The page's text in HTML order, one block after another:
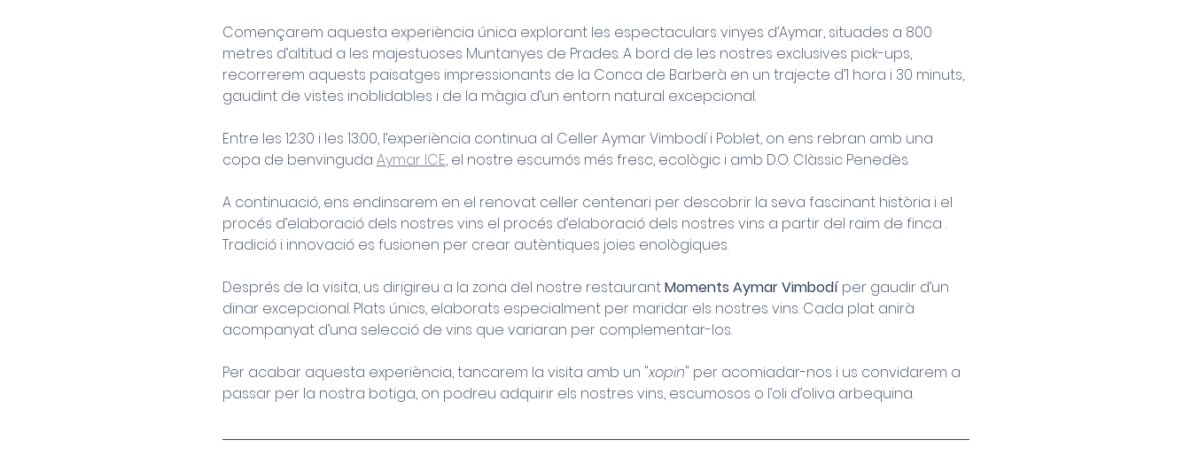
Començarem aquesta experiència única explorant les espectaculars vinyes d’Aymar, situades a 800
metres d’altitud a les majestuoses Muntanyes de Prades. A bord de les nostres exclusives pick-ups,
recorrerem aquests paisatges impressionants de la Conca de Barberà en un trajecte d’1 hora i 30 minuts,
gaudint de vistes inoblidables i de la màgia d’un entorn natural excepcional.
Entre les 12:30 i les 13:00, l’experiència continua al Celler Aymar Vimbodí i Poblet, on ens rebran amb una
copa de benvinguda Aymar ICE, el nostre escumós més fresc, ecològic i amb D.O. Clàssic Penedès.
A continuació, ens endinsarem en el renovat celler centenari per descobrir la seva fascinant història i el
procés d’elaboració dels nostres vins el procés d’elaboració dels nostres vins a partir del raïm de finca .
Tradició i innovació es fusionen per crear autèntiques joies enològiques.
Després de la visita, us dirigireu a la zona del nostre restaurant Moments Aymar Vimbodí per gaudir d’un
dinar excepcional. Plats únics, elaborats especialment per maridar els nostres vins. Cada plat anirà
acompanyat d’una selecció de vins que variaran per complementar-los.
Per acabar aquesta experiència, tancarem la visita amb un "xopin" per acomiadar-nos i us convidarem a
passar per la nostra botiga, on podreu adquirir els nostres vins, escumosos o l’oli d’oliva arbequina.